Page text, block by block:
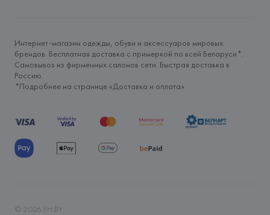
Интернет-магазин одежды, обуви и аксессуаров мировых
брендов. Бесплатная доставка с примеркой по всей Беларуси*.
Самовывоз из фирменных салонов сети. Быстрая доставка в
Россию.
*Подробнее на странице «Доставка и оплата»
© 2026 FH.BY